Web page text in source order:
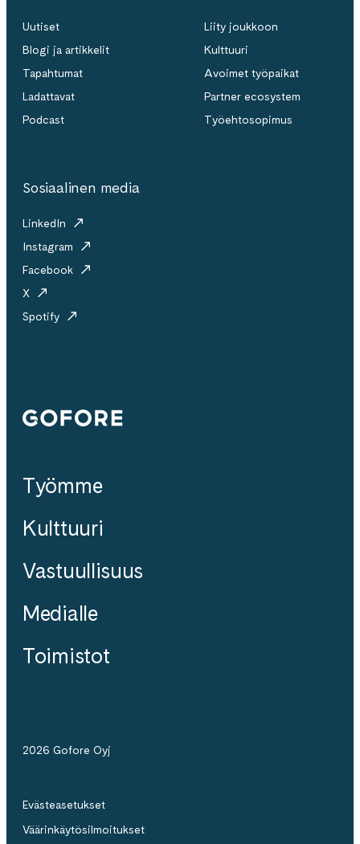
Uutiset
Blogi ja artikkelit
Tapahtumat
Ladattavat
Podcast
Liity joukkoon
Kulttuuri
Avoimet työpaikat
Partner ecosystem
Työehtosopimus
Sosiaalinen media
LinkedIn
Instagram
Facebook
X
Spotify
Gofore
Työmme
Kulttuuri
Vastuullisuus
Medialle
Toimistot
2026 Gofore Oyj
Evästeasetukset
Väärinkäytösilmoitukset